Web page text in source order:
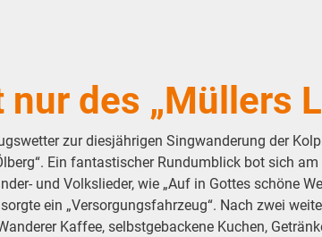
des „Müllers
zur diesjährigen Singwanderung der
Ein fantastischer Rundumblick bot sich
und Volkslieder, wie „Auf in Gottes schöne
ein „Versorgungsfahrzeug“. Nach zwei
Kaffee, selbstgebackene Kuchen,